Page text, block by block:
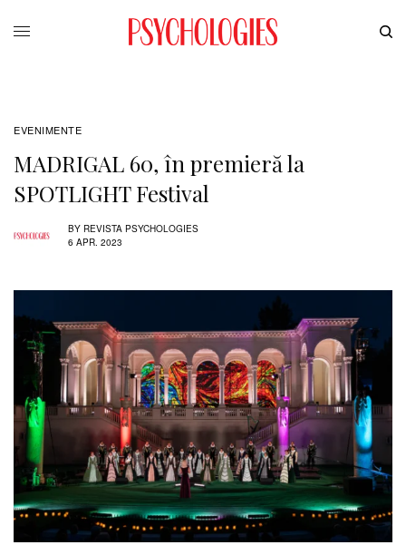
EVENIMENTE
MADRIGAL 60, în premieră la
SPOTLIGHT Festival
BY REVISTA PSYCHOLOGIES
6 APR. 2023